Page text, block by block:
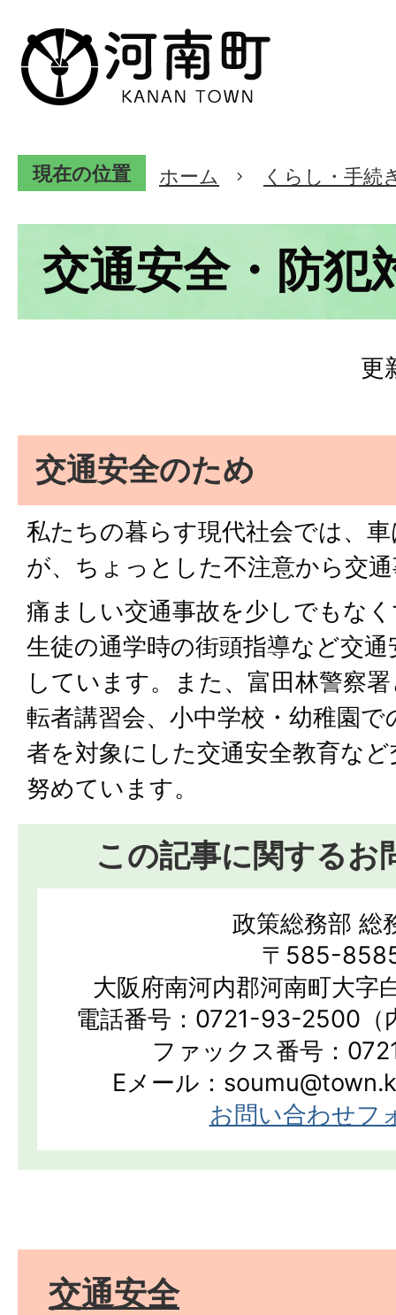
現在の位置 ホーム くらし・手続
交通安全・防犯
更
交通安全のため
私たちの暮らす現代社会では、
が、ちょっとした不注意から交
痛ましい交通事故を少しでもな
生徒の通学時の街頭指導など交
しています。また、富田林警察
転者講習会、小中学校・幼稚園
者を対象にした交通安全教育な
努めています。
この記事に関するお
政策総務部 総
〒585-
大阪府南河内郡河南町大字
電話番号：0721-93-2500（
ファックス番号：
Eメール：
お問い合わせフ
交通安全